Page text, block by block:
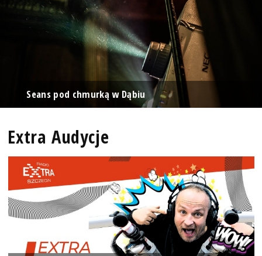
Seans pod chmurką w Dąbiu
Extra Audycje